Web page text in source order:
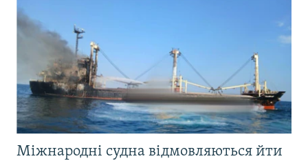
Міжнародні судна відмовляються йти